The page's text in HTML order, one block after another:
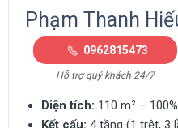
Phạm Thanh
0962815473
Hỗ trợ quý khách 24/7
Diện tích: 110 m² –
Kết cấu: 4 tầng (1 trệt, 3